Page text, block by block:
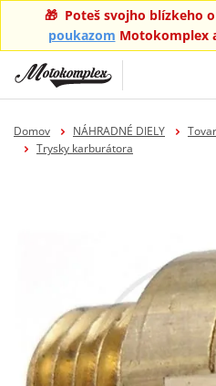
🎁 Poteš svojho blízkeho
poukazom Motokomplex
Domov NÁHRADNÉ DIELY
Trysky karburátora